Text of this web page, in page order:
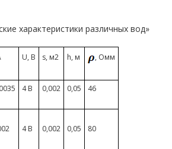
характеристики различных вод»
U, В s, м2 h, м , Омм
4 В 0,002 0,05 46
4 В 0,002 0,05 80